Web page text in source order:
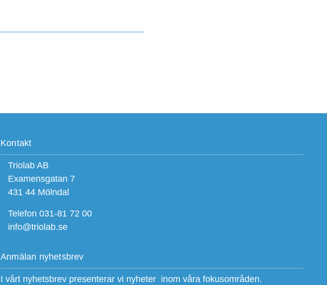
Kontakt
Triolab AB
Examensgatan 7
431 44 Mölndal
Telefon 031-81 72 00
info@triolab.se
Anmälan nyhetsbrev
I vårt nyhetsbrev presenterar vi nyheter inom våra fokusområden.